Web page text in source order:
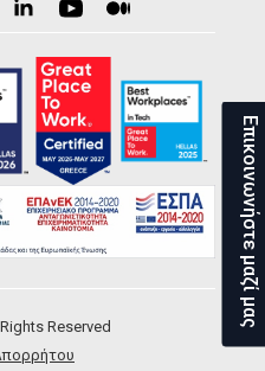
Reserved
Επικοινωνήστε μαζί μας